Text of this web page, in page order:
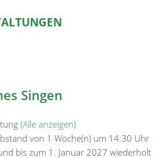
Singen
(Alle anzeigen)
von 1 Woche(n) um 14:30 Uhr
bis zum 1. Januar 2027 wiederholt